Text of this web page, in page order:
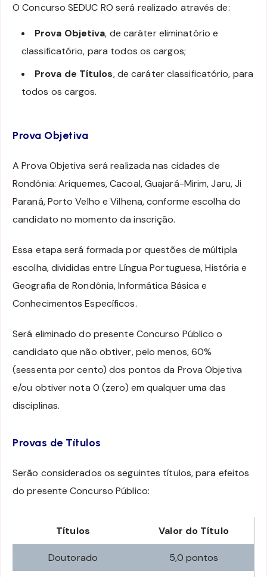
O Concurso SEDUC RO será realizado através de:
Prova Objetiva, de caráter eliminatório e
classificatório, para todos os cargos;
Prova de Títulos, de caráter classificatório, para
todos os cargos.
Prova Objetiva
A Prova Objetiva será realizada nas cidades de
Rondônia: Ariquemes, Cacoal, Guajará-Mirim, Jaru, Ji
Paraná, Porto Velho e Vilhena, conforme escolha do
candidato no momento da inscrição.
Essa etapa será formada por questões de múltipla
escolha, divididas entre Língua Portuguesa, História e
Geografia de Rondônia, Informática Básica e
Conhecimentos Específicos.
Será eliminado do presente Concurso Público o
candidato que não obtiver, pelo menos, 60%
(sessenta por cento) dos pontos da Prova Objetiva
e/ou obtiver nota 0 (zero) em qualquer uma das
disciplinas.
Provas de Títulos
Serão considerados os seguintes títulos, para efeitos
do presente Concurso Público:
Títulos Valor do Título
Doutorado 5,0 pontos